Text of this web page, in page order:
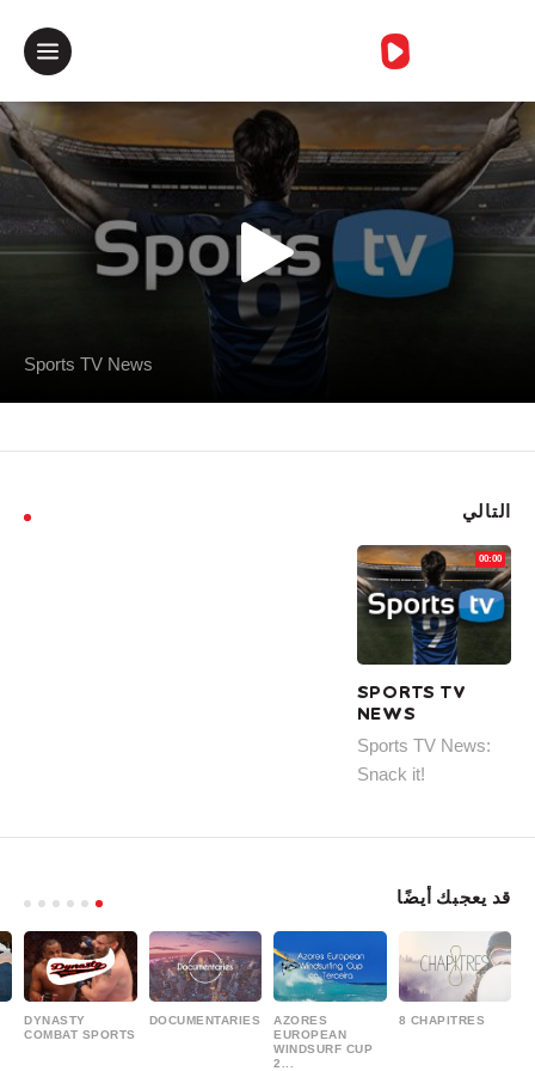
خطأمجهول
Sports TV News
التالي
00:00
SPORTS TV
NEWS
Sports TV News:
Snack it!
قد يعجبك أيضًا
8 CHAPITRES
AZORES
EUROPEAN
WINDSURF CUP
2...
DOCUMENTARIES
DYNASTY
COMBAT SPORTS